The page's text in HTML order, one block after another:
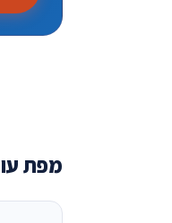
מפת